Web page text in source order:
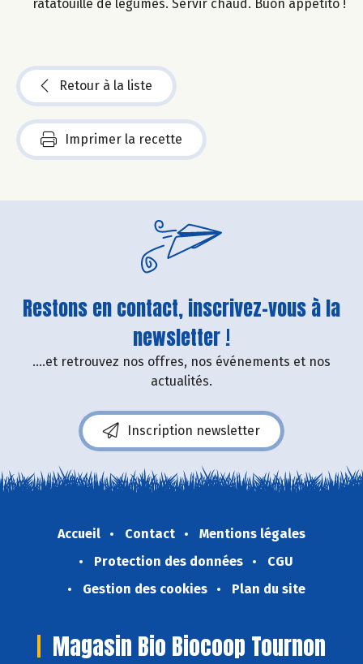
ratatouille de légumes. Servir chaud. Buon appetito !
Retour à la liste
Imprimer la recette
Restons en contact, inscrivez-vous à la
newsletter !
....et retrouvez nos offres, nos événements et nos
actualités.
Inscription newsletter
Accueil Contact
Mentions légales
Protection des données
CGU
Gestion des cookies
Plan du site
Magasin Bio Biocoop Tournon